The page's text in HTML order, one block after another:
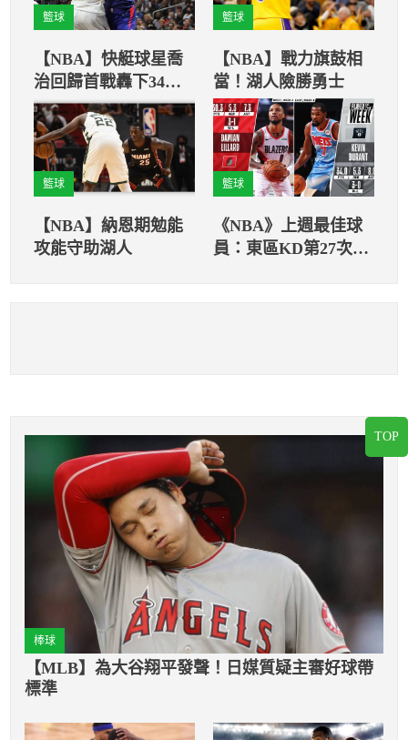
籃球
【NBA】快艇球星喬
治回歸首戰轟下34分
自認傷勢恢復9成
籃球
【NBA】戰力旗鼓相
當！湖人險勝勇士
籃球
【NBA】納恩期勉能
攻能守助湖人
籃球
《NBA》上週最佳球
員：東區KD第27次、
棒球
【MLB】為大谷翔平發聲！日媒質疑主審好球帶
標準
TOP